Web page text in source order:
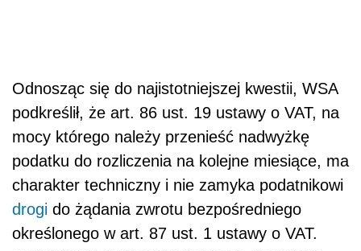
Odnosząc się do najistotniejszej kwestii, WSA
podkreślił, że art. 86 ust. 19 ustawy o VAT, na
mocy którego należy przenieść nadwyżkę
podatku do rozliczenia na kolejne miesiące, ma
charakter techniczny i nie zamyka podatnikowi
drogi do żądania zwrotu bezpośredniego
określonego w art. 87 ust. 1 ustawy o VAT.